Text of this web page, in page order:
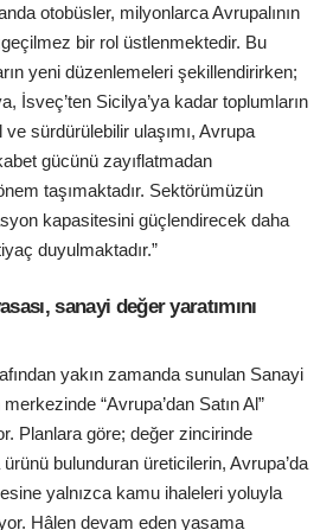
otobüsler, milyonlarca Avrupalının
bir rol üstlenmektedir. Bu
yeni düzenlemeleri şekillendirirken;
İsveç’ten Sicilya’ya kadar toplumların
sürdürülebilir ulaşımı, Avrupa
gücünü zayıflatmadan
taşımaktadır. Sektörümüzün
kapasitesini güçlendirecek daha
duyulmaktadır.”
sanayi değer yaratımını
yakın zamanda sunulan Sanayi
merkezinde “Avrupa’dan Satın Al”
Planlara göre; değer zincirinde
bulunduran üreticilerin, Avrupa’da
yalnızca kamu ihaleleri yoluyla
Hâlen devam eden yasama